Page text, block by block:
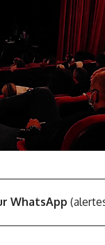
WhatsApp